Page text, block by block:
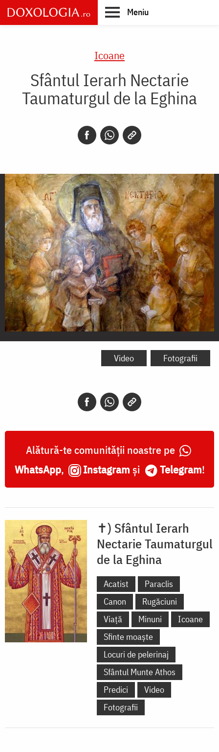
Skip
to
main
Meniu
Icoane
Sfântul Ierarh Nectarie
Taumaturgul de la Eghina
Sfântul
Eghina
Video Fotografii
Alătură-te comunității noastre pe
WhatsApp, Instagram și Telegram!
✝) Sfântul Ierarh
Nectarie Taumaturgul
de la Eghina
Acatist
Paraclis
Canon
Rugăciuni
Viață
Minuni
Icoane
Sfinte moaște
Locuri de pelerinaj
Sfântul Munte Athos
Predici
Video
Fotografii